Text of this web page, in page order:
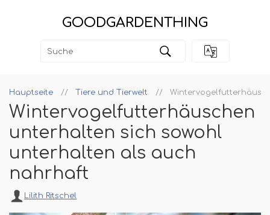
GOODGARDENTHING
Hauptseite Tiere und Tierwelt
Wintervogelfutterhäuschen
unterhalten sich sowohl
unterhalten als auch
nahrhaft
Lilith Ritschel